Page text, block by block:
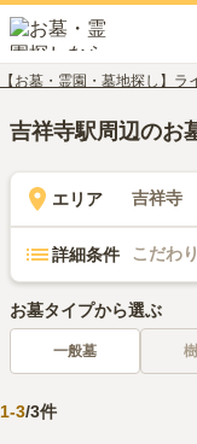
【お墓・霊園・墓地探し】ラ
吉祥寺駅周辺のお
エリア 吉祥寺
詳細条件 こだわ
お墓タイプから選ぶ
一般墓
1-3/3件